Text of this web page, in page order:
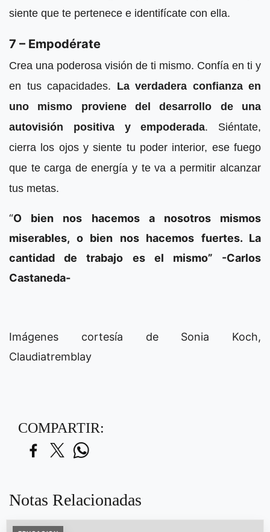
siente que te pertenece e identifícate con ella.
7 – Empodérate
Crea una poderosa visión de ti mismo. Confía en ti y
en tus capacidades. La verdadera confianza en
uno mismo proviene del desarrollo de una
autovisión positiva y empoderada. Siéntate,
cierra los ojos y siente tu poder interior, ese fuego
que te carga de energía y te va a permitir alcanzar
tus metas.
“O bien nos hacemos a nosotros mismos
miserables, o bien nos hacemos fuertes. La
cantidad de trabajo es el mismo” -Carlos
Castaneda-
Imágenes cortesía de Sonia Koch,
Claudiatremblay
COMPARTIR:
Notas Relacionadas